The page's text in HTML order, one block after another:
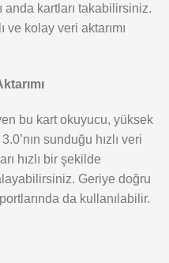
anda kartları takabilirsiniz.
ve kolay veri aktarımı
bu kart okuyucu, yüksek
sunduğu hızlı veri
hızlı bir şekilde
Geriye doğru
da kullanılabilir.